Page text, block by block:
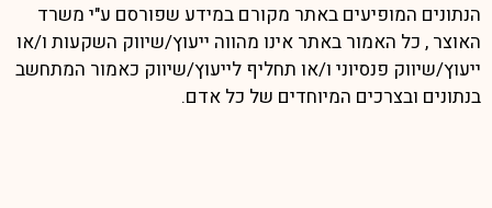
הנתונים המופיעים באתר מקורם במידע שפורסם ע"י משרד
האוצר , כל האמור באתר אינו מהווה ייעוץ/שיווק השקעות ו/או
ייעוץ/שיווק פנסיוני ו/או תחליף לייעוץ/שיווק כאמור המתחשב
בנתונים ובצרכים המיוחדים של כל אדם.